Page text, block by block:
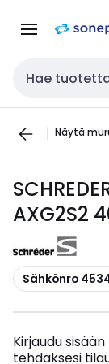
navigointiin
Haku
Näytä
AXG2S2
Kopioi
Sähkönro
Kirjaudu
tehdäksesi